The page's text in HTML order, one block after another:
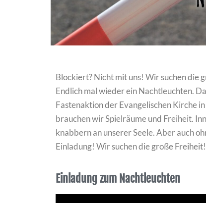
Blockiert? Nicht mit uns! Wir suchen die
Endlich mal wieder ein Nachtleuchten.
Fastenaktion der Evangelischen Kirche
brauchen wir Spielräume und Freiheit.
knabbern an unserer Seele. Aber auch
Einladung! Wir suchen die große Freiheit!
Einladung zum Nachtleuchten